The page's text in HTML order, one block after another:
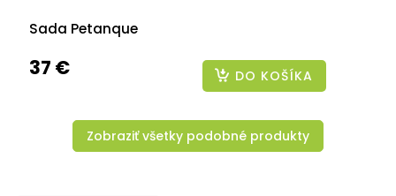
Sada Petanque
37 € DO KOŠÍKA
Zobraziť všetky podobné produkty